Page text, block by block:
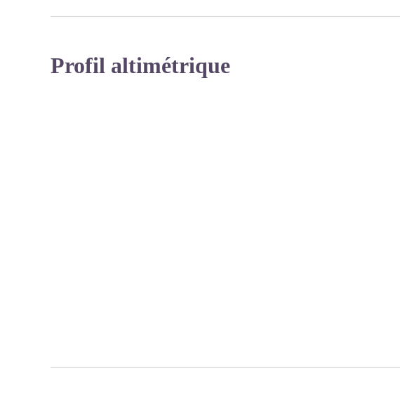
Profil altimétrique